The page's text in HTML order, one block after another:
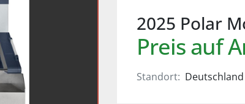
2025 Polar
Preis auf
Standort: Deutschland